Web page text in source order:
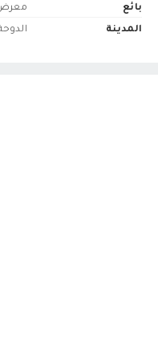
بائع
المدينة